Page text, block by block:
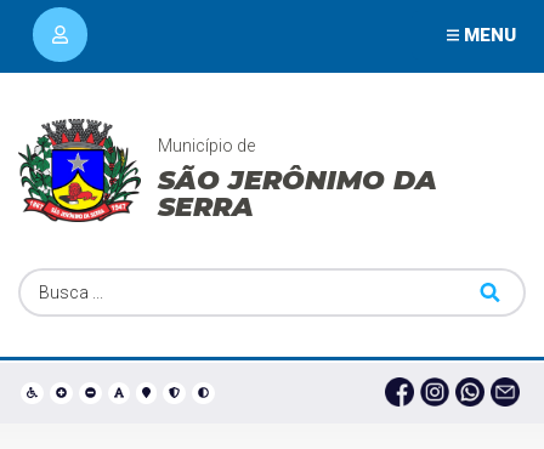
MENU
Município de
SÃO JERÔNIMO DA
SERRA